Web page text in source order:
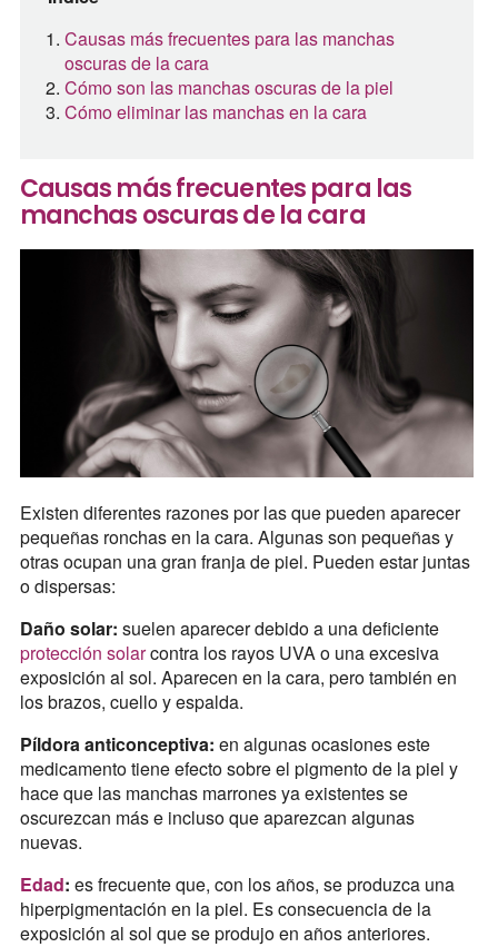
Causas más frecuentes para las manchas
oscuras de la cara
Cómo son las manchas oscuras de la piel
Cómo eliminar las manchas en la cara
Causas más frecuentes para las
manchas oscuras de la cara
Existen diferentes razones por las que pueden aparecer
pequeñas ronchas en la cara. Algunas son pequeñas y
otras ocupan una gran franja de piel. Pueden estar juntas
o dispersas:
Daño solar: suelen aparecer debido a una deficiente
protección solarcontra los rayos UVA o una excesiva
exposición al sol. Aparecen en la cara, pero también en
los brazos, cuello y espalda.
Píldora anticonceptiva: en algunas ocasiones este
medicamento tiene efecto sobre el pigmento de la piel y
hace que las manchas marrones ya existentes se
oscurezcan más e incluso que aparezcan algunas
nuevas.
Edad: es frecuente que, con los años, se produzca una
hiperpigmentación en la piel. Es consecuencia de la
exposición al sol que se produjo en años anteriores.